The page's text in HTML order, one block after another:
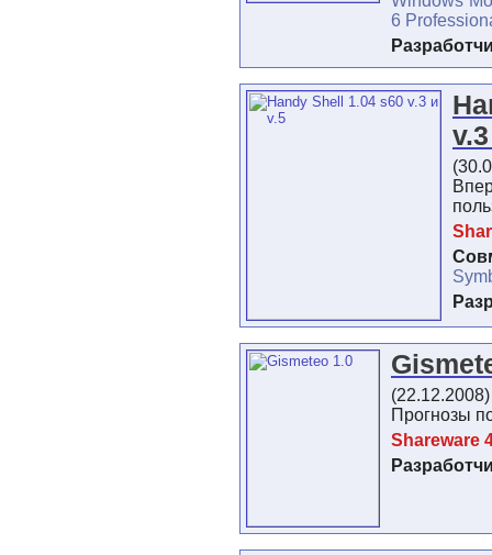
6
Прогнозы
Shareware